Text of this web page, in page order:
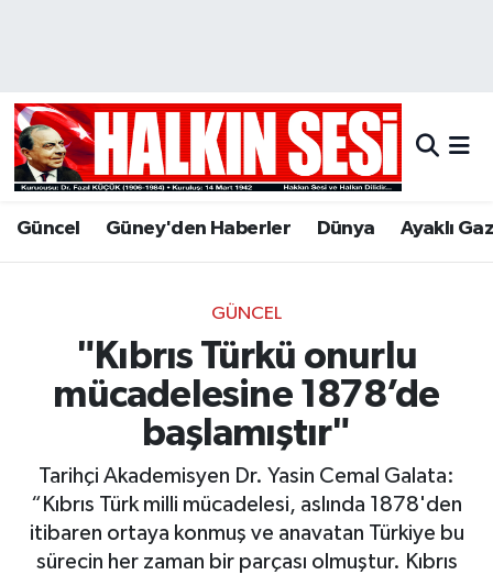
Güncel Güney'den Haberler Dünya Ayaklı
GÜNCEL
"Kıbrıs Türkü onurlu
mücadelesine 1878’de
başlamıştır"
Tarihçi Akademisyen Dr. Yasin Cemal Galata:
“Kıbrıs Türk milli mücadelesi, aslında 1878'den
itibaren ortaya konmuş ve anavatan Türkiye bu
sürecin her zaman bir parçası olmuştur. Kıbrıs
Hava Durumu
Trafik Durumu
Son Dakika Haberleri
Haber Arşivi